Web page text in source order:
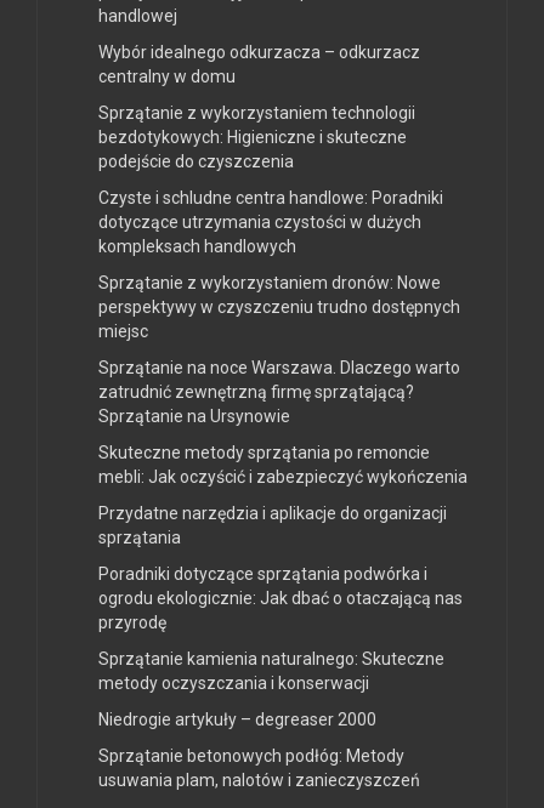
handlowej
Wybór idealnego odkurzacza – odkurzacz
centralny w domu
Sprzątanie z wykorzystaniem technologii
bezdotykowych: Higieniczne i skuteczne
podejście do czyszczenia
Czyste i schludne centra handlowe: Poradniki
dotyczące utrzymania czystości w dużych
kompleksach handlowych
Sprzątanie z wykorzystaniem dronów: Nowe
perspektywy w czyszczeniu trudno dostępnych
miejsc
Sprzątanie na noce Warszawa. Dlaczego warto
zatrudnić zewnętrzną firmę sprzątającą?
Sprzątanie na Ursynowie
Skuteczne metody sprzątania po remoncie
mebli: Jak oczyścić i zabezpieczyć wykończenia
Przydatne narzędzia i aplikacje do organizacji
sprzątania
Poradniki dotyczące sprzątania podwórka i
ogrodu ekologicznie: Jak dbać o otaczającą nas
przyrodę
Sprzątanie kamienia naturalnego: Skuteczne
metody oczyszczania i konserwacji
Niedrogie artykuły – degreaser 2000
Sprzątanie betonowych podłóg: Metody
usuwania plam, nalotów i zanieczyszczeń